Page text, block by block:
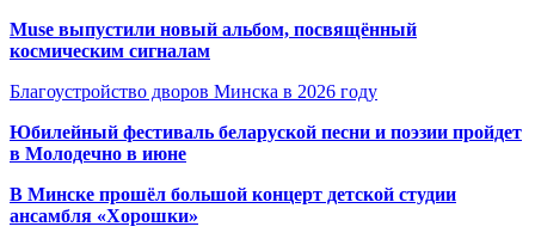
Muse выпустили новый альбом, посвящённый
космическим сигналам
Благоустройство дворов Минска в 2026 году
Юбилейный фестиваль беларуской песни и поэзии пройдет
в Молодечно в июне
В Минске прошёл большой концерт детской студии
ансамбля «Хорошки»